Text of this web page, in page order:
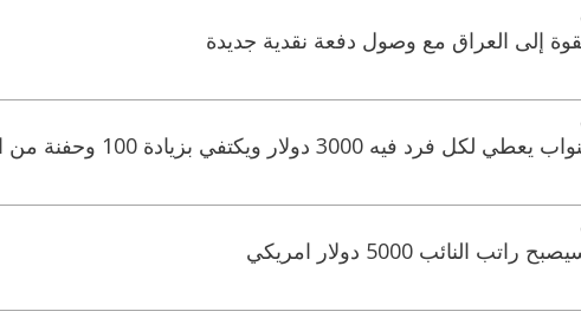
بقوة إلى العراق مع وصول دفعة نقدية جديدة
بزيادة 100 وحفنة من الدولارات لكل موظف في القطاع العام
5000 دولار امريكي